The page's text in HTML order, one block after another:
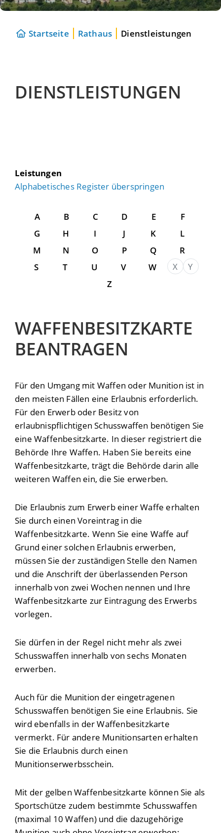
Startseite Rathaus Dienstleistungen
DIENSTLEISTUNGEN
Leistungen
Alphabetisches Register überspringen
A B C D E
F
G
H I J K
L
M
N O P Q
R
S
T U V W X
Y
Z
WAFFENBESITZKARTE
BEANTRAGEN
Für den Umgang mit Waffen oder Munition ist in
den meisten Fällen eine Erlaubnis erforderlich.
Für den Erwerb oder Besitz von
erlaubnispflichtigen Schusswaffen benötigen Sie
eine Waffenbesitzkarte. In dieser registriert die
Behörde Ihre Waffen. Haben Sie bereits eine
Waffenbesitzkarte, trägt die Behörde darin alle
weiteren Waffen ein, die Sie erwerben.
Die Erlaubnis zum Erwerb einer Waffe erhalten
Sie durch einen Voreintrag in die
Waffenbesitzkarte. Wenn Sie eine Waffe auf
Grund einer solchen Erlaubnis erwerben,
müssen Sie der zuständigen Stelle den Namen
und die Anschrift der überlassenden Person
innerhalb von zwei Wochen nennen und Ihre
Waffenbesitzkarte zur Eintragung des Erwerbs
vorlegen.
Sie dürfen in der Regel nicht mehr als zwei
Schusswaffen innerhalb von sechs Monaten
erwerben.
Auch für die Munition der eingetragenen
Schusswaffen benötigen Sie eine Erlaubnis. Sie
wird ebenfalls in der Waffenbesitzkarte
vermerkt. Für andere Munitionsarten erhalten
Sie die Erlaubnis durch einen
Munitionserwerbsschein.
Mit der gelben Waffenbesitzkarte können Sie als
Sportschütze zudem bestimmte Schusswaffen
(maximal 10 Waffen) und die dazugehörige